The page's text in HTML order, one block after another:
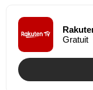
Gratuit